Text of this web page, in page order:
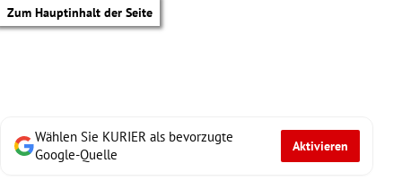
Zum Hauptinhalt der Seite
Wählen Sie KURIER als bevorzugte
Google-Quelle
Aktivieren